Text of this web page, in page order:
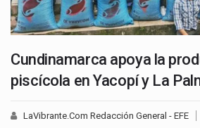
Cundinamarca apoya la
piscícola en Yacopí y La
LaVibrante.Com Redacción General - EFE